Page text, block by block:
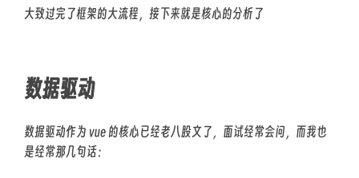
大致过完了框架的大流程，接下来就是核心的分析了
数据驱动
数据驱动作为 vue 的核心已经老八股文了，面试经常会问，而我也
是经常那几句话：